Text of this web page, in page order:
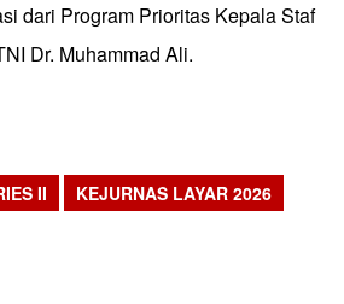
dari Program Prioritas Kepala Staf
Dr. Muhammad Ali.
II KEJURNAS LAYAR 2026